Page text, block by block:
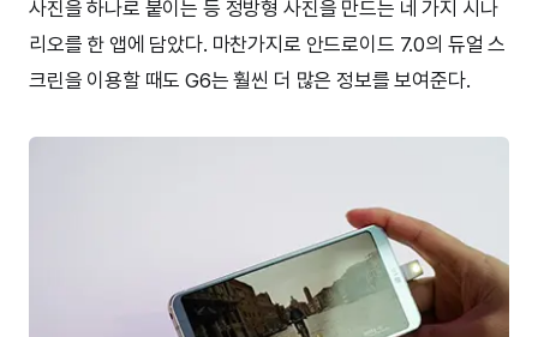
사진을 하나로 붙이는 등 정방형 사진을 만드는 네 가지 시나
리오를 한 앱에 담았다. 마찬가지로 안드로이드 7.0의 듀얼 스
크린을 이용할 때도 G6는 훨씬 더 많은 정보를 보여준다.